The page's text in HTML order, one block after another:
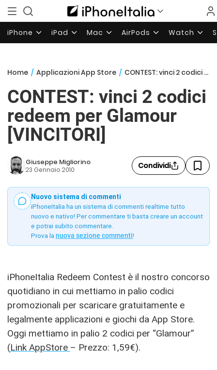
iPhone iPad Mac AirPods Watch
Home / Applicazioni App Store / CONTEST: vinci 2 codici redeem per Glamour [VINCITORI]
CONTEST: vinci 2 codici
redeem per Glamour
[VINCITORI]
Giuseppe Migliorino
23 Gennaio 2010 Condividi
Nuovo sistema di commenti
iPhoneItalia ha un sistema di commenti realtime tutto
nuovo e nativo! Per commentare ti basta creare un account
e potrai subito commentare.
Prova la nuova sezione commenti!
iPhoneItalia Redeem Contest è il nostro concorso
quotidiano in cui mettiamo in palio codici
promozionali per scaricare gratuitamente e
legalmente applicazioni e giochi da App Store.
Oggi mettiamo in palio 2 codici per “Glamour”
(Link AppStore – Prezzo: 1,59€).